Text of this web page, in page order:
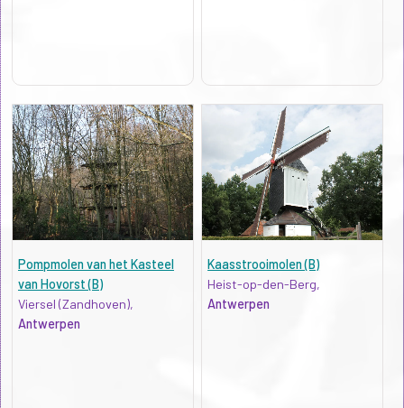
Pompmolen van het Kasteel
van Hovorst (B)
Viersel (Zandhoven),
Antwerpen
Kaasstrooimolen (B)
Heist-op-den-Berg,
Antwerpen